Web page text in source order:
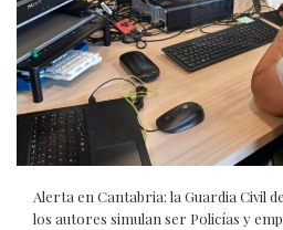
Alerta en Cantabria: la Guardia Civil
los autores simulan ser Policías y